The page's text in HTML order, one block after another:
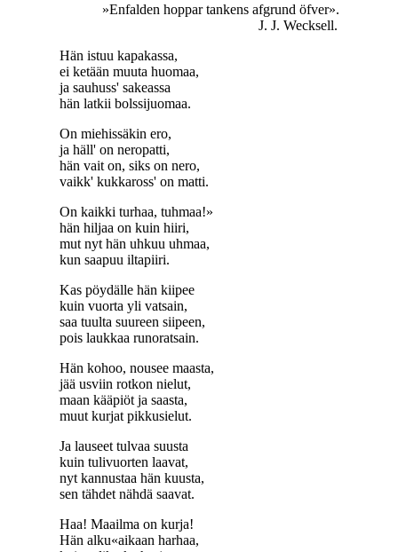
»Enfalden hoppar tankens afgrund öfver».
J. J. Wecksell.
Hän istuu kapakassa,
ei ketään muuta huomaa,
ja sauhuss' sakeassa
hän latkii bolssijuomaa.
On miehissäkin ero,
ja häll' on neropatti,
hän vait on, siks on nero,
vaikk' kukkaross' on matti.
On kaikki turhaa, tuhmaa!»
hän hiljaa on kuin hiiri,
mut nyt hän uhkuu uhmaa,
kun saapuu iltapiiri.
Kas pöydälle hän kiipee
kuin vuorta yli vatsain,
saa tuulta suureen siipeen,
pois laukkaa runoratsain.
Hän kohoo, nousee maasta,
jää usviin rotkon nielut,
maan kääpiöt ja saasta,
muut kurjat pikkusielut.
Ja lauseet tulvaa suusta
kuin tulivuorten laavat,
nyt kannustaa hän kuusta,
sen tähdet nähdä saavat.
Haa! Maailma on kurja!
Hän alku«aikaan harhaa,